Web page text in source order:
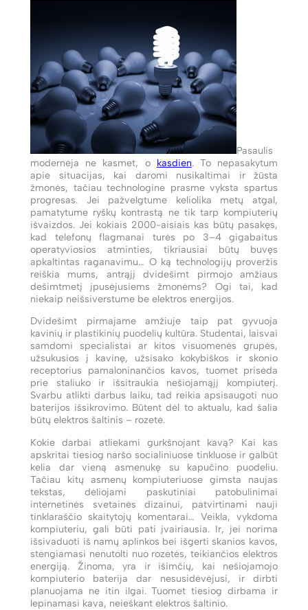
Pasaulis
modernėja ne kasmet, o kasdien. To nepasakytum
apie situacijas, kai daromi nusikaltimai ir žūsta
žmonės, tačiau technologine prasme vyksta spartus
progresas. Jei pažvelgtume keliolika metų atgal,
pamatytume ryškų kontrastą ne tik tarp kompiuterių
išvaizdos. Jei kokiais 2000-aisiais kas būtų pasakęs,
kad telefonų flagmanai turės po 3–4 gigabaitus
operatyviosios atminties, tikriausiai būtų buvęs
apkaltintas raganavimu… O ką technologijų proveržis
reiškia mums, antrąjį dvidešimt pirmojo amžiaus
dešimtmetį įpusėjusiems žmonėms? Ogi tai, kad
niekaip neišsiverstume be elektros energijos.
Dvidešimt pirmajame amžiuje taip pat gyvuoja
kavinių ir plastikinių puodelių kultūra. Studentai, laisvai
samdomi specialistai ar kitos visuomenės grupės,
užsukusios į kavinę, užsisako kokybiškos ir skonio
receptorius pamaloninančios kavos, tuomet prisėda
prie staliuko ir išsitraukia nešiojamąjį kompiuterį.
Svarbu atlikti darbus laiku, tad reikia apsisaugoti nuo
baterijos išsikrovimo. Būtent dėl to aktualu, kad šalia
būtų elektros šaltinis – rozetė.
Kokie darbai atliekami gurkšnojant kavą? Kai kas
apskritai tiesiog naršo socialiniuose tinkluose ir galbūt
kelia dar vieną asmenukę su kapučino puodeliu.
Tačiau kitų asmenų kompiuteriuose gimsta naujas
tekstas, dėliojami paskutiniai patobulinimai
internetinės svetainės dizainui, patvirtinami nauji
tinklaraščio skaitytojų komentarai… Veikla, vykdoma
kompiuteriu, gali būti pati įvairiausia. Ir, jei norima
išsivaduoti iš namų aplinkos bei išgerti skanios kavos,
stengiamasi nenutolti nuo rozetės, teikiančios elektros
energiją. Žinoma, yra ir išimčių, kai nešiojamojo
kompiuterio baterija dar nesusidėvėjusi, ir dirbti
planuojama ne itin ilgai. Tuomet tiesiog dirbama ir
lepinamasi kava, neieškant elektros šaltinio.